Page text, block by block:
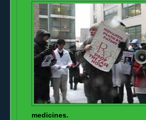
medicines.